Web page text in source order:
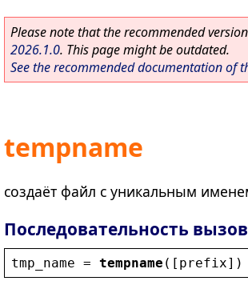
Please note that the recommended
2026.1.0. This page might be outdated.
See the recommended documentation of
tempname
создаёт файл с уникальным
Последовательность
tmp_name = tempname ([ prefix])